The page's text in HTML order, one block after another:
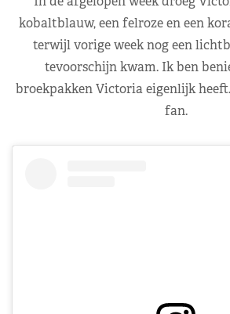
kobaltblauw, een felroze en een
terwijl vorige week nog een
tevoorschijn kwam. Ik ben
broekpakken Victoria eigenlijk
fan.